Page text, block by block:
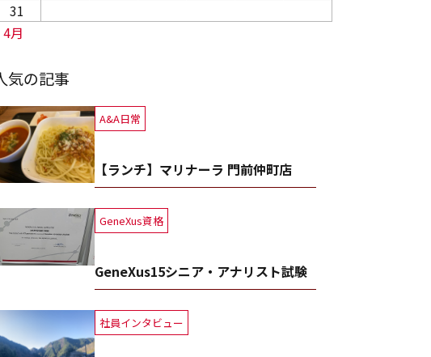
4月
31
気の記事
A&A日常
【ランチ】マリナーラ 門前仲町店
GeneXus資格
GeneXus15シニア・アナリスト試験
社員インタビュー